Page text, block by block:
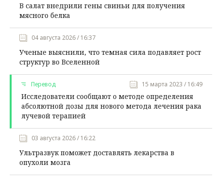
В салат внедрили гены свиньи для получения
мясного белка
04 августа 2026 / 16:37
Ученые выяснили, что темная сила подавляет рост
структур во Вселенной
Перевод 15 марта 2023 / 16:49
Исследователи сообщают о методе определения
абсолютной дозы для нового метода лечения рака
лучевой терапией
03 августа 2026 / 16:22
Ультразвук поможет доставлять лекарства в
опухоли мозга